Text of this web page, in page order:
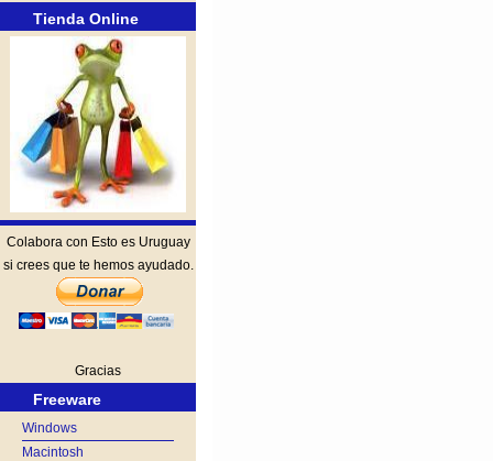
Tienda Online
Colabora con Esto es Uruguay
si crees que te hemos ayudado.
Gracias
Freeware
Windows
Macintosh